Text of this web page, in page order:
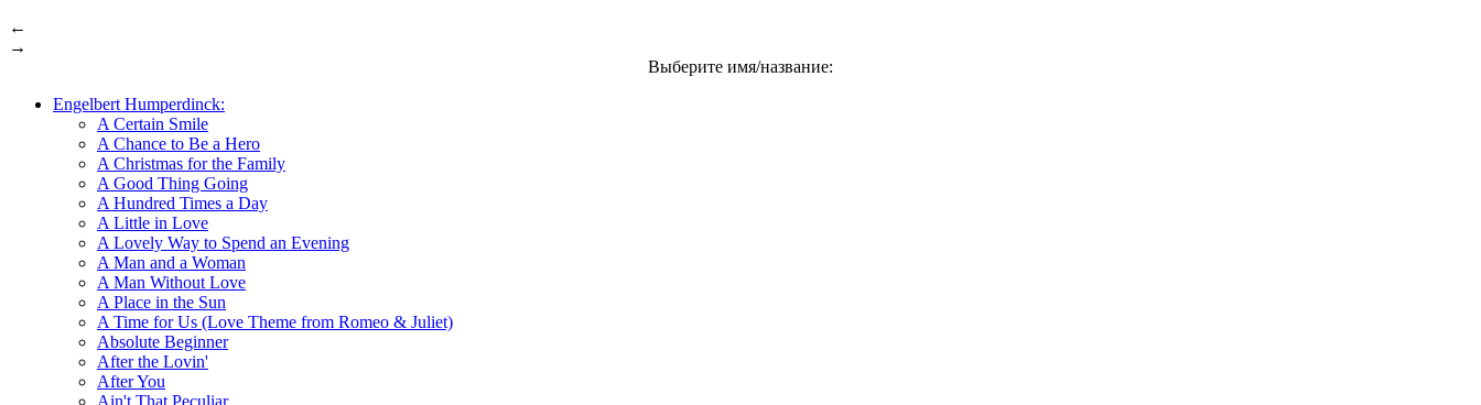
←
→
Выберите имя/название:
Engelbert Humperdinck:
A Certain Smile
A Chance to Be a Hero
A Christmas for the Family
A Good Thing Going
A Hundred Times a Day
A Little in Love
A Lovely Way to Spend an Evening
A Man and a Woman
A Man Without Love
A Place in the Sun
A Time for Us (Love Theme from Romeo & Juliet)
Absolute Beginner
After the Lovin'
After You
Ain't That Peculiar